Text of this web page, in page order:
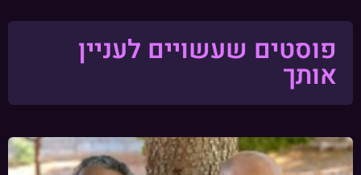
פוסטים שעשויים לעניין
אותך